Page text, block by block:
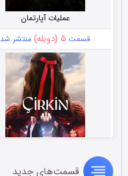
عملیات آپارتمان
قسمت ۵ (دوبله) منتشر شد
سریال زشت
قسمت‌های جدید